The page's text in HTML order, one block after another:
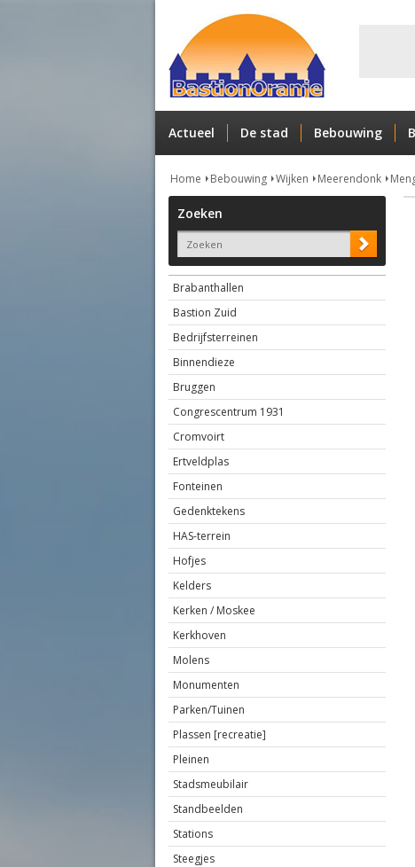
Actueel De stad Bebouwing
Home Bebouwing Wijken Meerendonk
Zoeken
Brabanthallen
Bastion Zuid
Bedrijfsterreinen
Binnendieze
Bruggen
Congrescentrum 1931
Cromvoirt
Ertveldplas
Fonteinen
Gedenktekens
HAS-terrein
Hofjes
Kelders
Kerken / Moskee
Kerkhoven
Molens
Monumenten
Parken/Tuinen
Plassen [recreatie]
Pleinen
Stadsmeubilair
Standbeelden
Stations
Steegjes